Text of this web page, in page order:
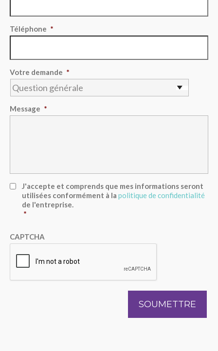
Téléphone *
Votre demande *
Message *
Consentement *
J'accepte et comprends que mes informations seront
utilisées conformément à la politique de confidentialité
de l'entreprise.
*
CAPTCHA